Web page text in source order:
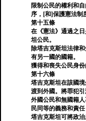
限制公民的權利和
序，[和]保護憲法制
第十五條
在《憲法》通過之
坦公民。
除塔吉克斯坦法律
有另一國的國籍。
獲得和喪失公民身份
第十六條
塔吉克斯坦在該國
渡到外國。將罪犯引
外國公民和無國籍
民同等的義務和責
塔吉克斯坦可將政